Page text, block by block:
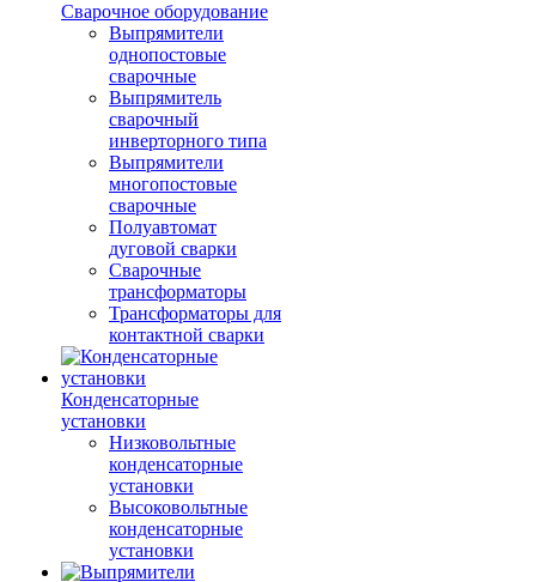
Сварочное оборудование
Выпрямители
однопостовые
сварочные
Выпрямитель
сварочный
инверторного типа
Выпрямители
многопостовые
сварочные
Полуавтомат
дуговой сварки
Сварочные
трансформаторы
Трансформаторы для
контактной сварки
Конденсаторные
установки
Низковольтные
конденсаторные
установки
Высоковольтные
конденсаторные
установки